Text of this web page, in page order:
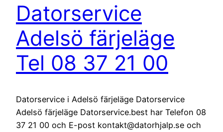
Datorservice
Adelsö färjeläge
Tel 08 37 21 00
Datorservice i Adelsö färjeläge Datorservice
Adelsö färjeläge Datorservice.best har Telefon 08
37 21 00 och E-post kontakt@datorhjalp.se och